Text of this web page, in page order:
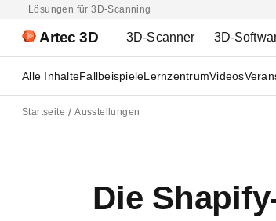
Lösungen für 3D-Scanning
Artec 3D 3D-Scanner 3D-
Alle InhalteFallbeispieleLernzentrumVideos
Startseite Ausstellungen
Die